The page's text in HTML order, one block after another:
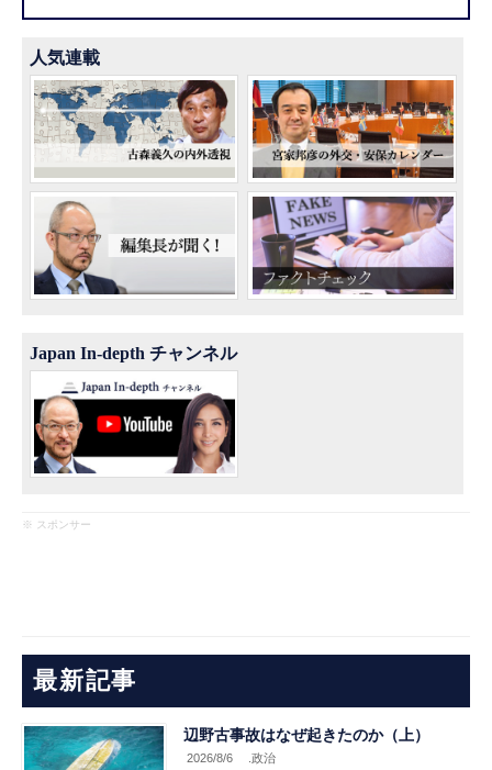
人気連載
Japan In-depth チャンネル
※ スポンサー
最新記事
辺野古事故はなぜ起きたのか（上）
2026/8/6 .政治